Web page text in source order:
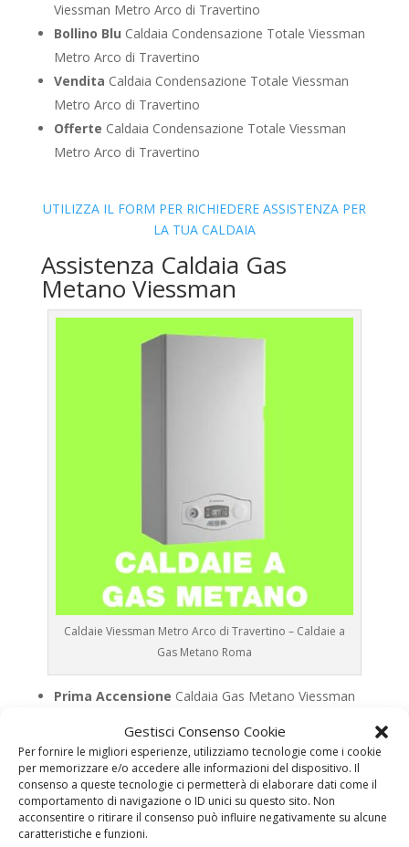
Gestisci Consenso Cookie
Per fornire le migliori esperienze, utilizziamo tecnologie come i cookie
per memorizzare e/o accedere alle informazioni del dispositivo. Il
consenso a queste tecnologie ci permetterà di elaborare dati come il
comportamento di navigazione o ID unici su questo sito. Non
acconsentire o ritirare il consenso può influire negativamente su alcune
caratteristiche e funzioni.
Viessman Metro Arco di Travertino
Bollino Blu Caldaia Condensazione Totale Viessman
Metro Arco di Travertino
Vendita Caldaia Condensazione Totale Viessman
Metro Arco di Travertino
Offerte Caldaia Condensazione Totale Viessman
Metro Arco di Travertino
UTILIZZA IL FORM PER RICHIEDERE ASSISTENZA PER
LA TUA CALDAIA
Assistenza Caldaia Gas
Metano Viessman
Caldaie Viessman Metro Arco di Travertino – Caldaie a
Gas Metano Roma
Prima Accensione Caldaia Gas Metano Viessman
AssistenzaCaldaia Gas Metano Viessman Metro
Arco di Travertino
ManutenzioneCaldaia Gas Metano Viessman
Metro Arco di Travertino
RiparazioneCaldaia Gas Metano Viessman Metro